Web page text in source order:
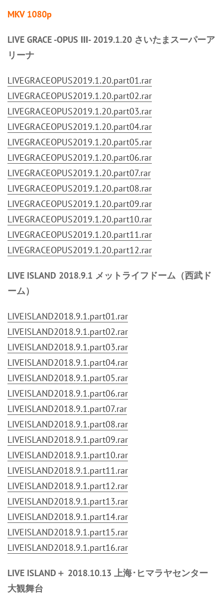
MKV 1080p
LIVE GRACE -OPUS Ⅲ- 2019.1.20 さいたまスーパーア
リーナ
LIVEGRACEOPUS2019.1.20.part01.rar
LIVEGRACEOPUS2019.1.20.part02.rar
LIVEGRACEOPUS2019.1.20.part03.rar
LIVEGRACEOPUS2019.1.20.part04.rar
LIVEGRACEOPUS2019.1.20.part05.rar
LIVEGRACEOPUS2019.1.20.part06.rar
LIVEGRACEOPUS2019.1.20.part07.rar
LIVEGRACEOPUS2019.1.20.part08.rar
LIVEGRACEOPUS2019.1.20.part09.rar
LIVEGRACEOPUS2019.1.20.part10.rar
LIVEGRACEOPUS2019.1.20.part11.rar
LIVEGRACEOPUS2019.1.20.part12.rar
LIVE ISLAND 2018.9.1 メットライフドーム（西武ド
ーム）
LIVEISLAND2018.9.1.part01.rar
LIVEISLAND2018.9.1.part02.rar
LIVEISLAND2018.9.1.part03.rar
LIVEISLAND2018.9.1.part04.rar
LIVEISLAND2018.9.1.part05.rar
LIVEISLAND2018.9.1.part06.rar
LIVEISLAND2018.9.1.part07.rar
LIVEISLAND2018.9.1.part08.rar
LIVEISLAND2018.9.1.part09.rar
LIVEISLAND2018.9.1.part10.rar
LIVEISLAND2018.9.1.part11.rar
LIVEISLAND2018.9.1.part12.rar
LIVEISLAND2018.9.1.part13.rar
LIVEISLAND2018.9.1.part14.rar
LIVEISLAND2018.9.1.part15.rar
LIVEISLAND2018.9.1.part16.rar
LIVE ISLAND＋ 2018.10.13 上海･ヒマラヤセンター
大観舞台